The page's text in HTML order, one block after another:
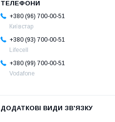
+380 (96) 700-00-51
Київстар
+380 (93) 700-00-51
Lifecell
+380 (99) 700-00-51
Vodafone